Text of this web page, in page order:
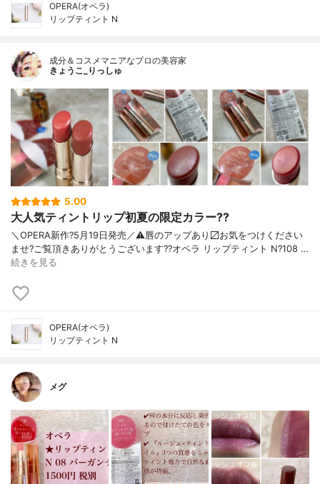
OPERA(オペラ)
リップティント N
成分＆コスメマニアなプロの美容家
きょうこ_りっしゅ
5.00
大人気ティントリップ初夏の限定カラー??
＼OPERA新作?5月19日発売／ ⚠️唇のアップあり〼 お気をつけください
ませ? ご覧頂きありがとうございます? ?オペラ リップティント N ?108 …
続きを見る
OPERA(オペラ)
リップティント N
メグ